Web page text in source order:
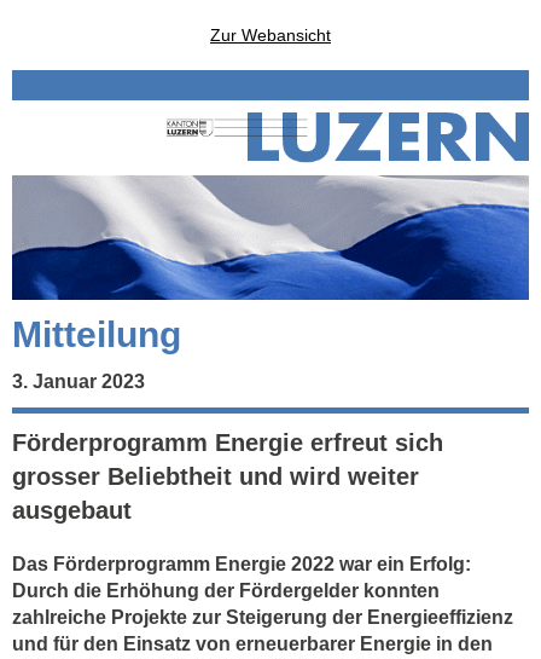
Zur Webansicht
Mitteilung
3. Januar 2023
Förderprogramm Energie erfreut sich
grosser Beliebtheit und wird weiter
ausgebaut
Das Förderprogramm Energie 2022 war ein Erfolg:
Durch die Erhöhung der Fördergelder konnten
zahlreiche Projekte zur Steigerung der Energieeffizienz
und für den Einsatz von erneuerbarer Energie in den